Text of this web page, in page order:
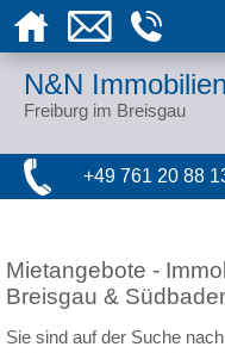
N&N
Freiburg im Breisgau
+49 761 20 88
Mietangebote -
Breisgau &
Sie sind auf der Suche